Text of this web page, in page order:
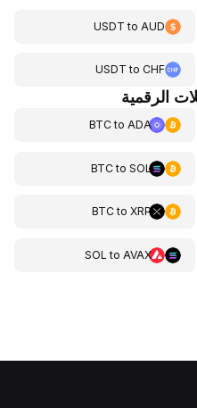
USDT to AUD
USDT toCHF
الرقمية
BTCtoADA
BTCtoSOL
BTCtoXRP
SOL toAVAX